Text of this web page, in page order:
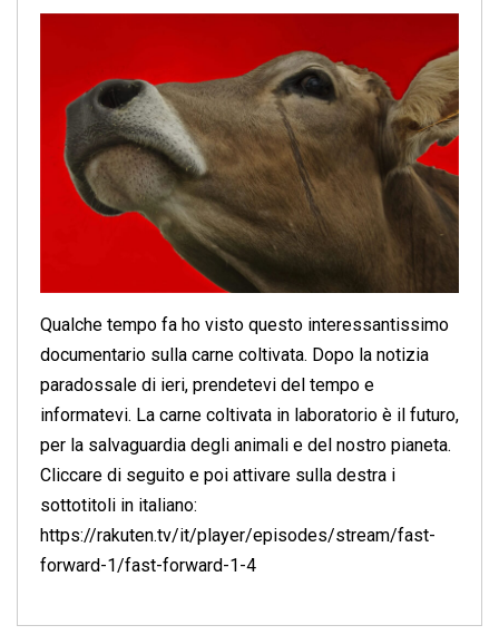
Qualche tempo fa ho visto questo interessantissimo
documentario sulla carne coltivata. Dopo la notizia
paradossale di ieri, prendetevi del tempo e
informatevi. La carne coltivata in laboratorio è il futuro,
per la salvaguardia degli animali e del nostro pianeta.
Cliccare di seguito e poi attivare sulla destra i
sottotitoli in italiano:
https://rakuten.tv/it/player/episodes/stream/fast-
forward-1/fast-forward-1-4